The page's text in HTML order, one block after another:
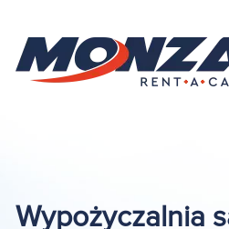
Wypożyczalnia